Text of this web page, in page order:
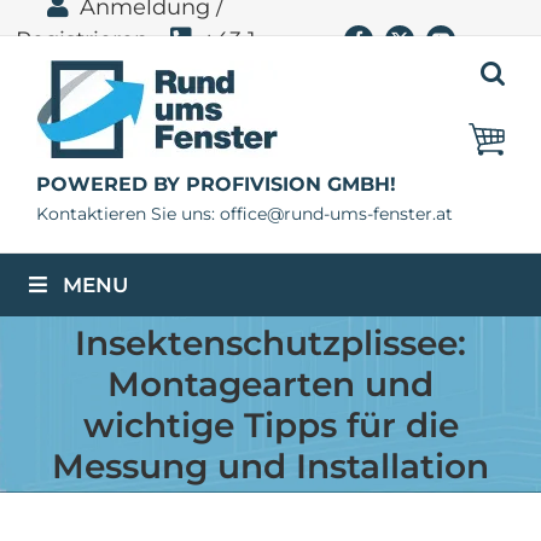
Inhalt
springen
Anmeldung /
Registrieren
+43 1
400 11 06
Facebook
X YouTube
POWERED BY PROFIVISION GMBH!
Kontaktieren Sie uns: office@rund-ums-fenster.at
MENU
Insektenschutzplissee:
Montagearten und
wichtige Tipps für die
Messung und Installation